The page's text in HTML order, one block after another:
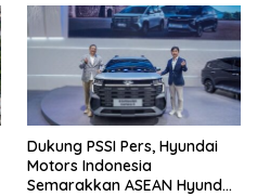
Dukung PSSI Pers, Hyundai
Motors Indonesia
Semarakkan ASEAN Hyundai